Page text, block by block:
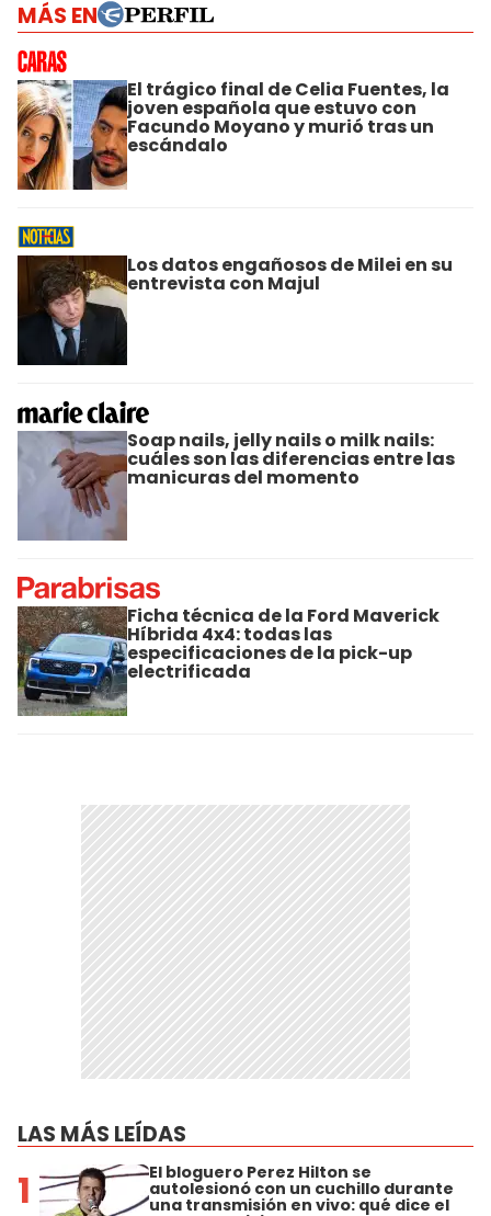
MÁS EN
El trágico final de Celia Fuentes, la
joven española que estuvo con
Facundo Moyano y murió tras un
escándalo
Los datos engañosos de Milei en su
entrevista con Majul
Soap nails, jelly nails o milk nails:
cuáles son las diferencias entre las
manicuras del momento
Ficha técnica de la Ford Maverick
Híbrida 4x4: todas las
especificaciones de la pick-up
electrificada
LAS MÁS LEÍDAS
1 El bloguero Perez Hilton se
autolesionó con un cuchillo durante
una transmisión en vivo: qué dice el